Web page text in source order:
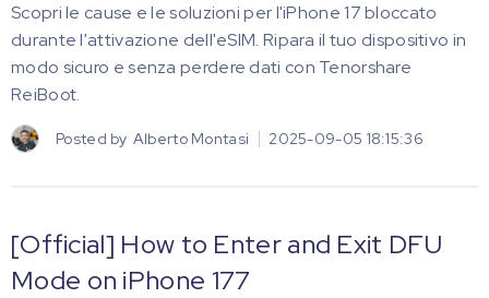
Scopri le cause e le soluzioni per l'iPhone 17 bloccato
durante l'attivazione dell'eSIM. Ripara il tuo dispositivo in
modo sicuro e senza perdere dati con Tenorshare
ReiBoot.
Posted by Alberto Montasi 2025-09-05 18:15:36
[Official] How to Enter and Exit DFU
Mode on iPhone 177